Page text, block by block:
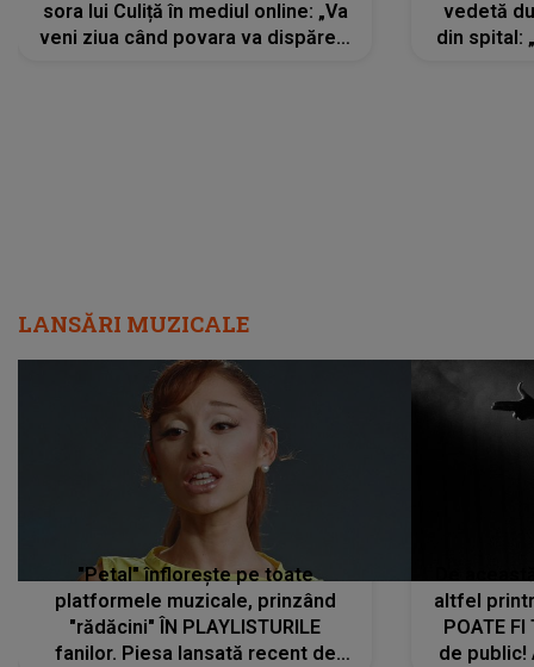
sora lui Culiță în mediul online: „Va
veni ziua când povara va dispărea,
vedetă
din spital:
LANSĂRI MUZICALE
"Petal" înflorește pe toate
platformele muzicale, prinzând
"rădăcini" ÎN PLAYLISTURILE
fanilor. Piesa lansată recent de
altfel
POATE FI
de public!